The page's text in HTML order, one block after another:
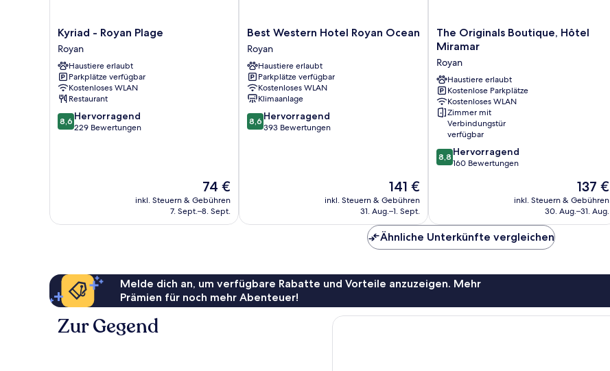
Kyriad
-
Royan
Plage
Royan
Kyriad - Royan Plage
Royan
Haustiere erlaubt
Parkplätze verfügbar
Kostenloses WLAN
Restaurant
8.6
von
8,6 Hervorragend
229 Bewertungen
Der
Preis
beträgt
74 €
inkl. Steuern & Gebühren
7. Sept.–8. Sept.
Best
Western
Hotel
Royan
Ocean
Royan
Best Western Hotel Royan Ocean
Royan
Haustiere erlaubt
Parkplätze verfügbar
Kostenloses WLAN
Klimaanlage
8.6
von
8,6 Hervorragend
393 Bewertungen
Der
Preis
beträgt
141 €
inkl. Steuern & Gebühren
31. Aug.–1. Sept.
The
Originals
Hôtel
Miramar
Royan
The Originals Boutique, Hôtel
Miramar
Royan
Haustiere erlaubt
Kostenlose Parkplätze
Kostenloses WLAN
Zimmer mit
Verbindungstür
verfügbar
8.8
von
8,8 Hervorragend
160 Bewertungen
Der
Preis
beträgt
137 €
inkl. Steuern & Gebühren
30. Aug.–31. Aug.
Ähnliche Unterkünfte vergleichen
Melde dich an, um verfügbare Rabatte und Vorteile anzuzeigen. Mehr
Prämien für noch mehr Abenteuer!
Zur Gegend